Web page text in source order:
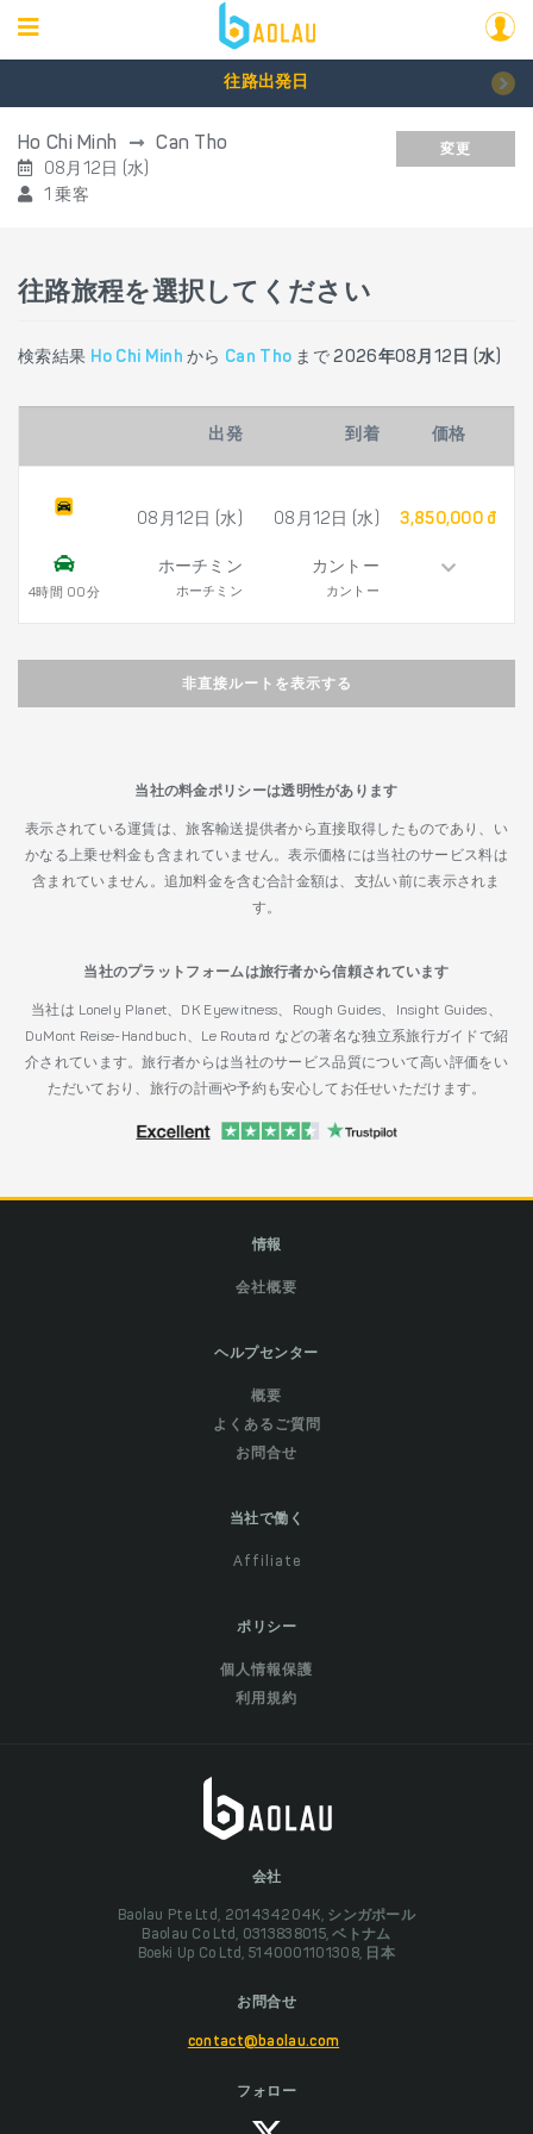
往路出発日
Ho Chi Minh Can Tho
08月12日 (水)
1 乗客
変更
往路旅程を選択してください
検索結果 Ho Chi Minh から Can Tho まで2026年08月12日 (水)
出発 到着 価格
4時間 00分
08月12日 (水)
ホーチミン
ホーチミン
08月12日 (水)
カントー
カントー
3,850,000 đ
非直接ルートを表示する
当社の料金ポリシーは透明性があります
表示されている運賃は、旅客輸送提供者から直接取得したものであり、い
かなる上乗せ料金も含まれていません。表示価格には当社のサービス料は
含まれていません。追加料金を含む合計金額は、支払い前に表示されま
す。
当社のプラットフォームは旅行者から信頼されています
当社は Lonely Planet、DK Eyewitness、Rough Guides、Insight Guides、
DuMont Reise-Handbuch、Le Routard などの著名な独立系旅行ガイドで紹
介されています。旅行者からは当社のサービス品質について高い評価をい
ただいており、旅行の計画や予約も安心してお任せいただけます。
情報
会社概要
ヘルプセンター
概要
よくあるご質問
お問合せ
当社で働く
Affiliate
ポリシー
個人情報保護
利用規約
会社
Baolau Pte Ltd, 201434204K, シンガポール
Baolau Co Ltd, 0313838015, ベトナム
Boeki Up Co Ltd, 5140001101308, 日本
お問合せ
contact@baolau.com
フォロー